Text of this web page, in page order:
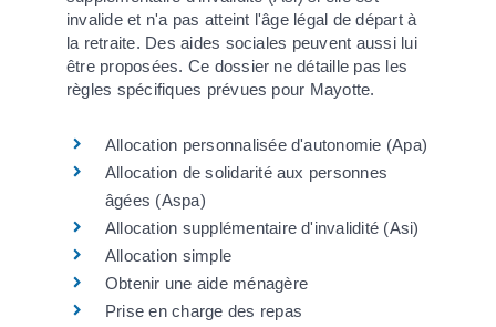
invalide et n'a pas atteint l'âge légal de départ à
la retraite. Des aides sociales peuvent aussi lui
être proposées. Ce dossier ne détaille pas les
règles spécifiques prévues pour Mayotte.
Allocation personnalisée d'autonomie (Apa)
Allocation de solidarité aux personnes
âgées (Aspa)
Allocation supplémentaire d'invalidité (Asi)
Allocation simple
Obtenir une aide ménagère
Prise en charge des repas